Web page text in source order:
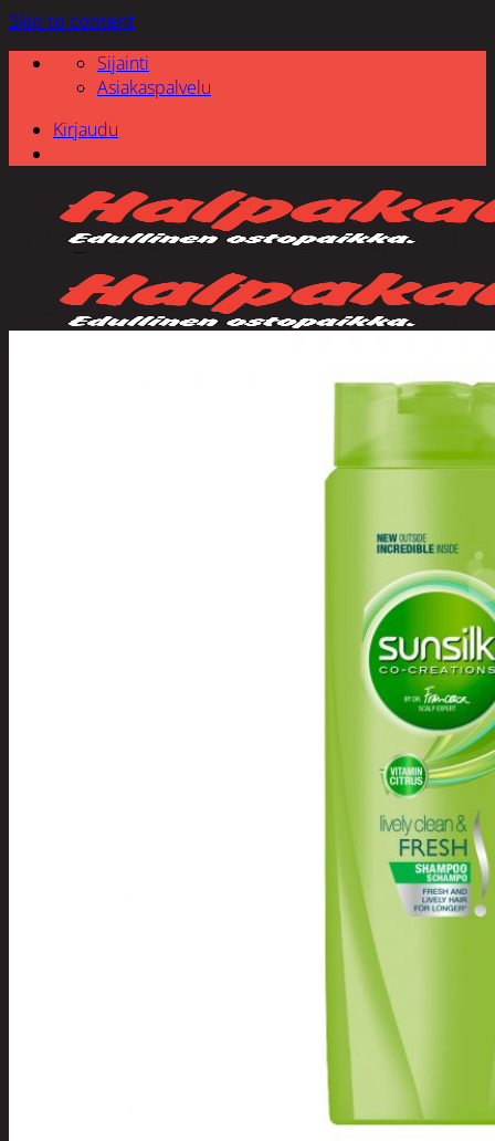
Skip to content
Sijainti
Asiakaspalvelu
Kirjaudu
Joulu- ja kausivalot
Eläimet ja
tontut
Kyntteliköt
Valoketjut ja
kuusenvalot
Joulukoristeet
Kranssit ja
asetelmat
Tontut ja
muut
Joulutekstiilit
Paketointi
Marjastus
Päivittäistavarat
Hengityssuojaimet ja
Henkilökohtainen
hygienia
Deodorantit